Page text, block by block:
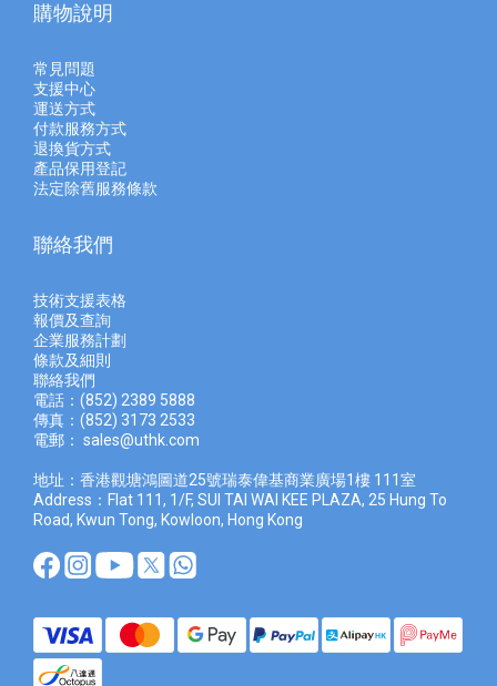
購物說明
常見問題
支援中心
運送方式
付款服務方式
退換貨方式
產品保用登記
法定除舊服務條款
聯絡我們
技術支援表格
報價及查詢
企業服務計劃
條款及細則
聯絡我們
電話：(852) 2389 5888
傳真：(852) 3173 2533
電郵： sales@uthk.com
地址：香港觀塘鴻圖道25號瑞泰偉基商業廣場1樓 111室
Address：Flat 111, 1/F, SUI TAI WAI KEE PLAZA, 25 Hung To
Road, Kwun Tong, Kowloon, Hong Kong